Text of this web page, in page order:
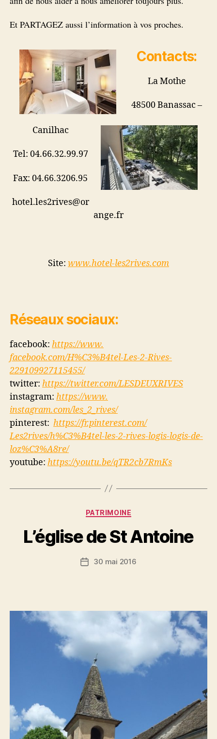
Et PARTAGEZ aussi l’information à vos proches.
Contacts:
La Mothe
48500 Banassac –
Canilhac
Tel: 04.66.32.99.97
Fax: 04.66.3206.95
hotel.les2rives@or
ange.fr
Site: www.hotel-les2rives.com
Réseaux sociaux:
facebook: https://www.
facebook.com/H%C3%B4tel-Les-2-Rives-
229109927115455/
twitter: https://twitter.com/LESDEUXRIVES
instagram: https://www.
instagram.com/les_2_rives/
pinterest: https://fr.pinterest.com/
Les2rives/h%C3%B4tel-les-2-rives-logis-logis-de-
loz%C3%A8re/
youtube: https://youtu.be/qTR2cb7RmKs
Catégories
PATRIMOINE
L’église de St Antoine
Date30 mai 2016